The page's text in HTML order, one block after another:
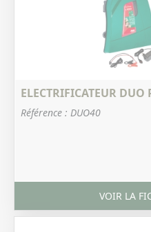
ELECTRIFICATEUR DUO
Référence : DUO40
VOIR LA